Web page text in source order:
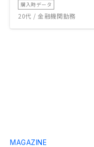
購入時データ
20代 / 金融機関勤務
MAGAZINE